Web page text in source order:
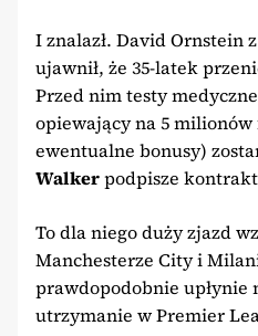
I znalazł. David Ornstein
ujawnił, że 35-latek
Przed nim testy
opiewający na 5
ewentualne bonusy)
Walkerpodpisze
To dla niego duży zjazd
Manchesterze City i
prawdopodobnie
utrzymanie w Premier